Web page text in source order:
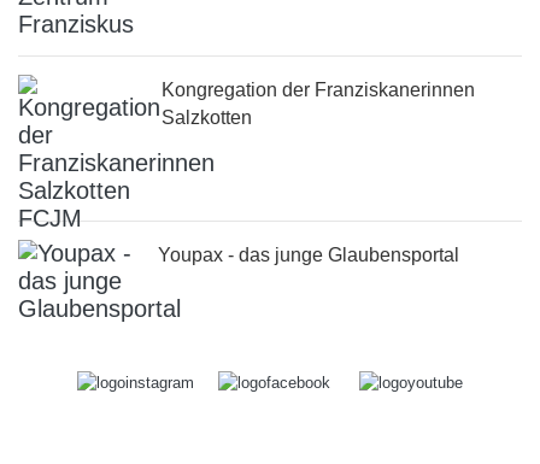
Kongregation der Franziskanerinnen
Salzkotten
Youpax - das junge Glaubensportal